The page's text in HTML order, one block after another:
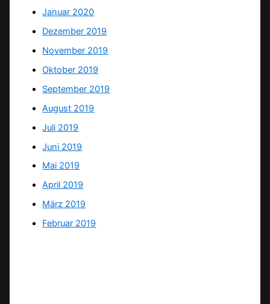
Januar 2020
Dezember 2019
November 2019
Oktober 2019
September 2019
August 2019
Juli 2019
Juni 2019
Mai 2019
April 2019
März 2019
Februar 2019